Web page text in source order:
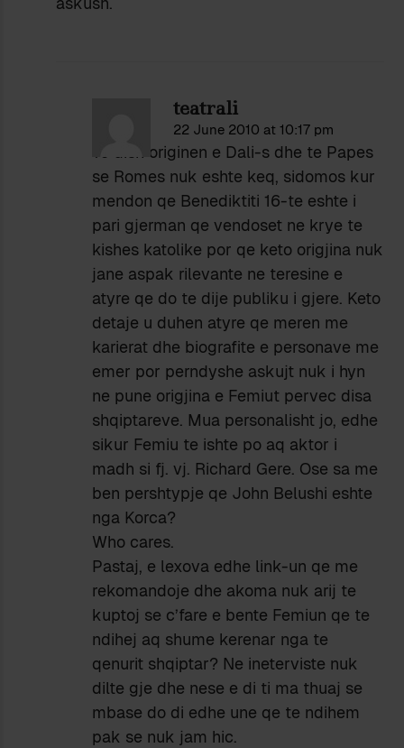
teatrali
22 June 2010 at 10:17 pm
Te dish originen e Dali-s dhe te Papes
se Romes nuk eshte keq, sidomos kur
mendon qe Benediktiti 16-te eshte i
pari gjerman qe vendoset ne krye te
kishes katolike por qe keto origjina nuk
jane aspak rilevante ne teresine e
atyre qe do te dije publiku i gjere. Keto
detaje u duhen atyre qe meren me
karierat dhe biografite e personave me
emer por perndyshe askujt nuk i hyn
ne pune origjina e Femiut pervec disa
shqiptareve. Mua personalisht jo, edhe
sikur Femiu te ishte po aq aktor i
madh si fj. vj. Richard Gere. Ose sa me
ben pershtypje qe John Belushi eshte
nga Korca?
Who cares.
Pastaj, e lexova edhe link-un qe me
rekomandoje dhe akoma nuk arij te
kuptoj se c’fare e bente Femiun qe te
ndihej aq shume kerenar nga te
qenurit shqiptar? Ne ineterviste nuk
dilte gje dhe nese e di ti ma thuaj se
mbase do di edhe une qe te ndihem
pak se nuk jam hic.